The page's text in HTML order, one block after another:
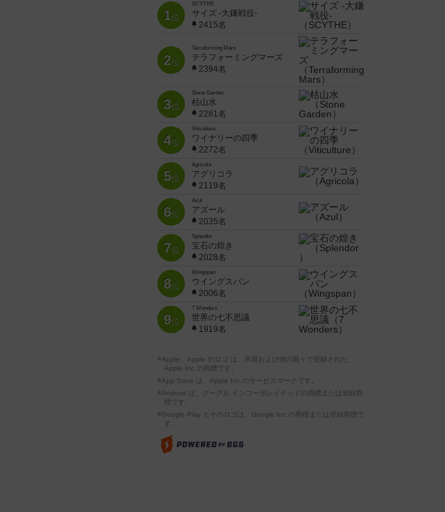
1位
SCYTHE
サイズ -大鎌戦役-
2415名
2位
Terraforming Mars
テラフォーミングマーズ
2394名
3位
Stone Garden
枯山水
2281名
4位
Viticulture
ワイナリーの四季
2272名
5位
Agricola
アグリコラ
2119名
6位
Azul
アズール
2035名
7位
Splendor
宝石の煌き
2028名
8位
Wingspan
ウイングスパン
2006名
9位
7 Wonders
世界の七不思議
1919名
※Apple、Apple のロゴ は、米国および他の国々で登録された
Apple Inc.の商標です。
※App Store は、Apple Inc.のサービスマークです。
※Android は、グーグル インコーポレイテッドの商標または登録商
標です。
※Google Play とそのロゴは、Google Inc.の商標または登録商標で
す。